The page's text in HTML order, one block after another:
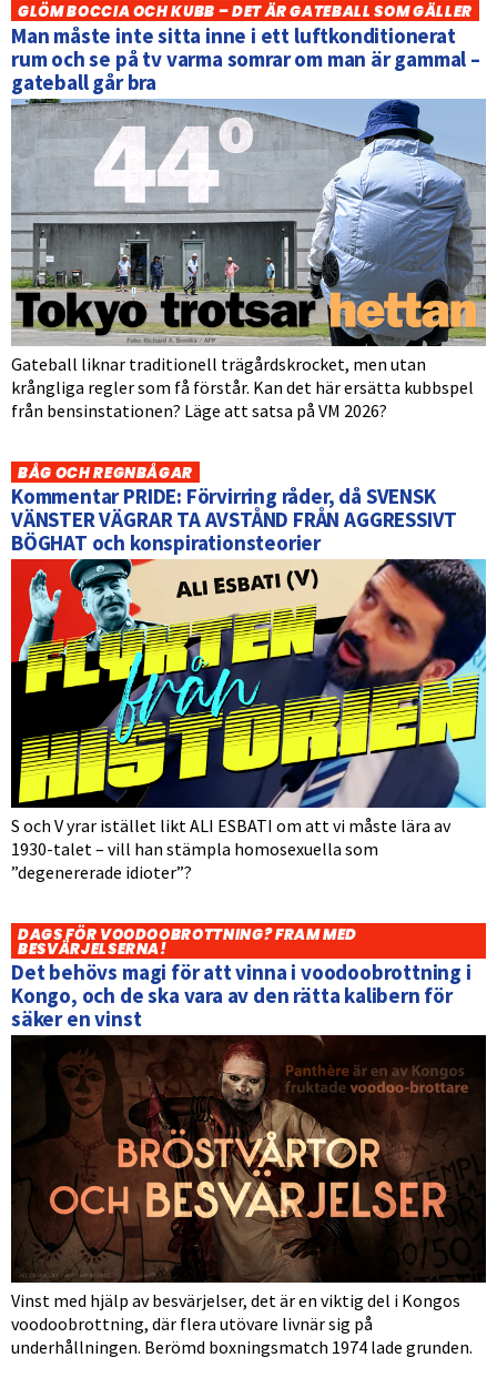
GLÖM BOCCIA OCH KUBB – DET ÄR GATEBALL SOM GÄLLER
Man måste inte sitta inne i ett luftkonditionerat
rum och se på tv varma somrar om man är gammal –
gateball går bra
Gateball liknar traditionell trägårdskrocket, men utan
krångliga regler som få förstår. Kan det här ersätta kubbspel
från bensinstationen? Läge att satsa på VM 2026?
BÅG OCH REGNBÅGAR
Kommentar PRIDE: Förvirring råder, då SVENSK
VÄNSTER VÄGRAR TA AVSTÅND FRÅN AGGRESSIVT
BÖGHAT och konspirationsteorier
S och V yrar istället likt ALI ESBATI om att vi måste lära av
1930-talet – vill han stämpla homosexuella som
”degenererade idioter”?
DAGS FÖR VOODOOBROTTNING? FRAM MED
BESVÄRJELSERNA!
Det behövs magi för att vinna i voodoobrottning i
Kongo, och de ska vara av den rätta kalibern för
säker en vinst
Vinst med hjälp av besvärjelser, det är en viktig del i Kongos
voodoobrottning, där flera utövare livnär sig på
underhållningen. Berömd boxningsmatch 1974 lade grunden.